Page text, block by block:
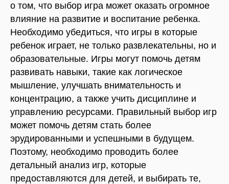
о том, что выбор игра может оказать огромное
влияние на развитие и воспитание ребенка.
Необходимо убедиться, что игры в которые
ребенок играет, не только развлекательны, но и
образовательные. Игры могут помочь детям
развивать навыки, такие как логическое
мышление, улучшать внимательность и
концентрацию, а также учить дисциплине и
управлению ресурсами. Правильный выбор игр
может помочь детям стать более
эрудированными и успешными в будущем.
Поэтому, необходимо проводить более
детальный анализ игр, которые
предоставляются для детей, и выбирать те,
МОСКВА,
Кронштадтский бул., 9, корп. 5
© 2010-2026 год
Разработка сайта: LexandraSev
Политика конфиденциальности
Для беременных
женщин